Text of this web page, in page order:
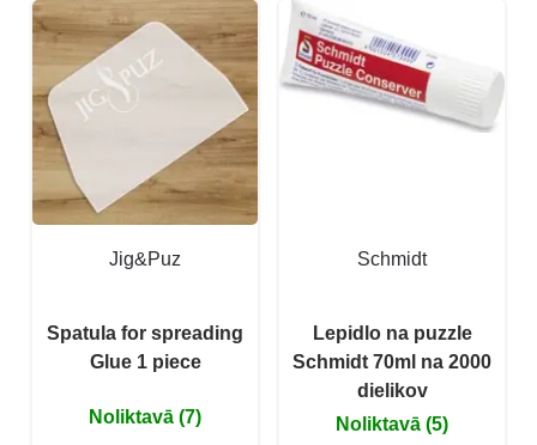
Jig&Puz
Spatula for spreading
Glue 1 piece
Noliktavā (7)
Schmidt
Lepidlo na puzzle
Schmidt 70ml na 2000
dielikov
Noliktavā (5)